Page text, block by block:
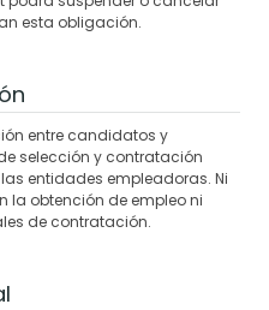
esta obligación.
entre candidatos y
selección y contratación
entidades empleadoras. Ni
la obtención de empleo ni
de contratación.